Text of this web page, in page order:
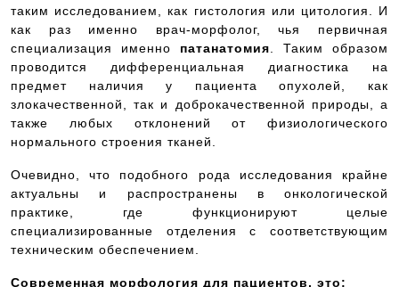
таким исследованием, как гистология или цитология. И
как раз именно врач-морфолог, чья первичная
специализация именно патанатомия . Таким образом
проводится дифференциальная диагностика на
предмет наличия у пациента опухолей, как
злокачественной, так и доброкачественной природы, а
также любых отклонений от физиологического
нормального строения тканей.
Очевидно, что подобного рода исследования крайне
актуальны и распространены в онкологической
практике, где функционируют целые
специализированные отделения с соответствующим
техническим обеспечением.
Современная морфология для пациентов, это: